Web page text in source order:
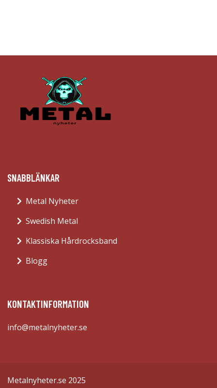
SNABBLÄNKAR
Metal Nyheter
Swedish Metal
Klassiska Hårdrocksband
Blogg
KONTAKTINFORMATION
info@metalnyheter.se
Metalnyheter.se 2025